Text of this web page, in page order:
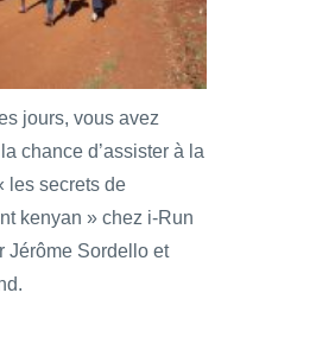
jours, vous avez
chance d’assister à la
les secrets de
kenyan » chez i-Run
Jérôme Sordello et